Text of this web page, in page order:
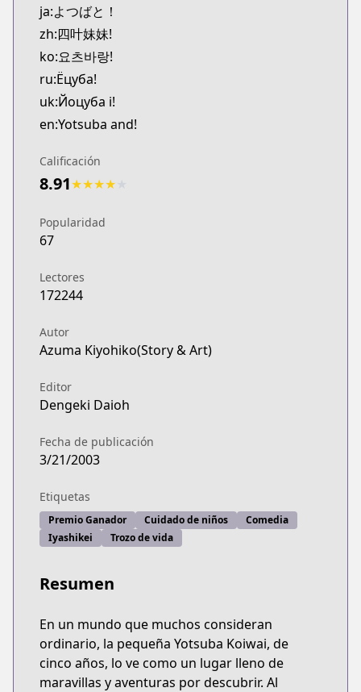
Official English
Official English
https://yenpress.com/series/yotsuba
Yen Press
Yen Press
https://yenpress.com/series/yotsuba
KakaoPage
https://page.kakao.com/content/47669603
Naver Series
https://series.naver.com/comic/
Lezhin
https://www.lezhin.com/ko/comic/yotsubarang
ComicWalker
https://comic-walker.com/contents/detail/
Official Site
https://dengekidaioh.jp/product/yotsubato/
ja:よつばと！
zh:四叶妹妹!
ko:요츠바랑!
ru:Ёцуба!
uk:Йоцуба і!
en:Yotsuba and!
Calificación
8.91★★★★
Popularidad
67
Lectores
172244
Autor
Azuma Kiyohiko(Story & Art)
Editor
Dengeki Daioh
Fecha de publicación
3/21/2003
Etiquetas
Premio Ganador Cuidado de niños
Comedia
Iyashikei
Trozo de vida
Resumen
En un mundo que muchos consideran
ordinario, la pequeña Yotsuba Koiwai, de
cinco años, lo ve como un lugar lleno de
maravillas y aventuras por descubrir. Al